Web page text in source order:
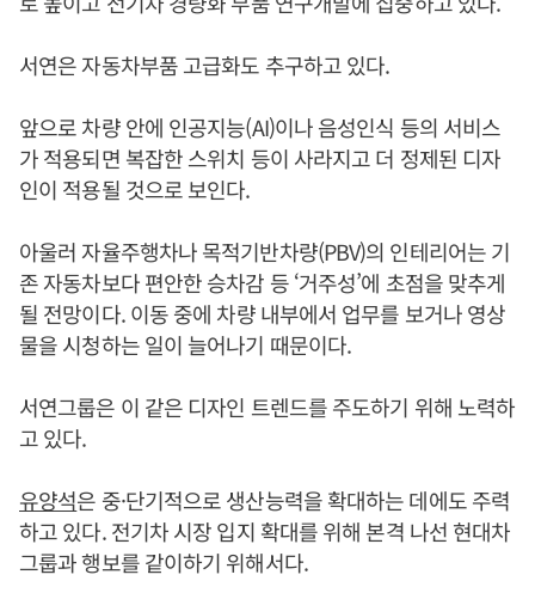
서연은 자동차부품 고급화도 추구하고 있다.
앞으로 차량 안에 인공지능(AI)이나 음성인식 등의 서비스
가 적용되면 복잡한 스위치 등이 사라지고 더 정제된 디자
인이 적용될 것으로 보인다.
아울러 자율주행차나 목적기반차량(PBV)의 인테리어는 기
존 자동차보다 편안한 승차감 등 ‘거주성’에 초점을 맞추게
될 전망이다. 이동 중에 차량 내부에서 업무를 보거나 영상
물을 시청하는 일이 늘어나기 때문이다.
서연그룹은 이 같은 디자인 트렌드를 주도하기 위해 노력하
고 있다.
유양석은 중·단기적으로 생산능력을 확대하는 데에도 주력
하고 있다. 전기차 시장 입지 확대를 위해 본격 나선 현대차
그룹과 행보를 같이하기 위해서다.